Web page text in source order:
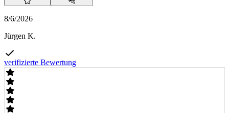
8/6/2026
Jürgen K.
verifizierte Bewertung